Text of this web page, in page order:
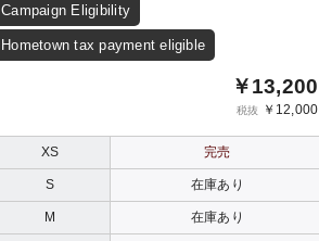
Campaign Eligibility
Hometown tax payment eligible
￥13,200
税抜 ￥12,000
XS 完売
S 在庫あり
M 在庫あり